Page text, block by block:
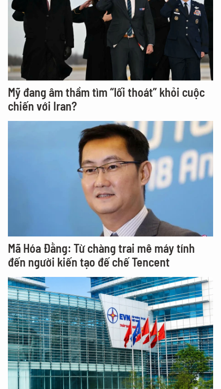
Mỹ đang âm thầm tìm “lối thoát” khỏi cuộc
chiến với Iran?
Mã Hóa Đằng: Từ chàng trai mê máy tính
đến người kiến tạo đế chế Tencent